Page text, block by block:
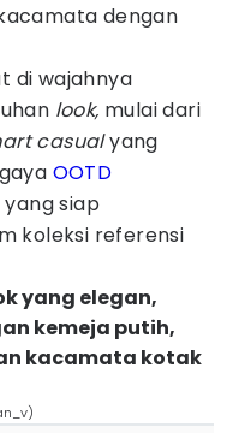
dengan
di wajahnya
look, mulai dari
casualyang
OOTD
siap
koleksi referensi
yang elegan,
kemeja putih,
kacamata kotak